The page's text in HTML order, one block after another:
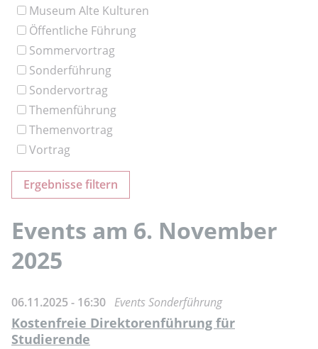
Museum Alte Kulturen
Öffentliche Führung
Sommervortrag
Sonderführung
Sondervortrag
Themenführung
Themenvortrag
Vortrag
Events am 6. November
2025
06.11.2025 - 16:30 Events Sonderführung
Kostenfreie Direktorenführung für
Studierende